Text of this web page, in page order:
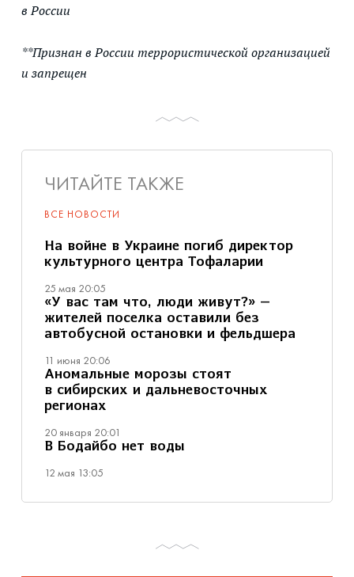
в России
**Признан в России террористической организацией
и запрещен
ЧИТАЙТЕ ТАКЖЕ
ВСЕ НОВОСТИ
На войне в Украине погиб директор
культурного центра Тофаларии
25 мая 20:05
«У вас там что, люди живут?» —
жителей поселка оставили без
автобусной остановки и фельдшера
11 июня 20:06
Аномальные морозы стоят
в сибирских и дальневосточных
регионах
20 января 20:01
В Бодайбо нет воды
12 мая 13:05